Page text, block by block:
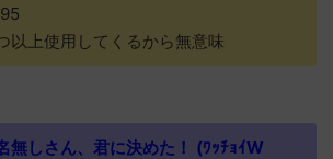
以上使用してくるから無意味
無しさん、君に決めた！ (ﾜｯﾁｮｲW